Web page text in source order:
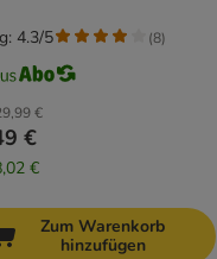
€
€
€
4.3/5 (8)
Zum Warenkorb
hinzufügen